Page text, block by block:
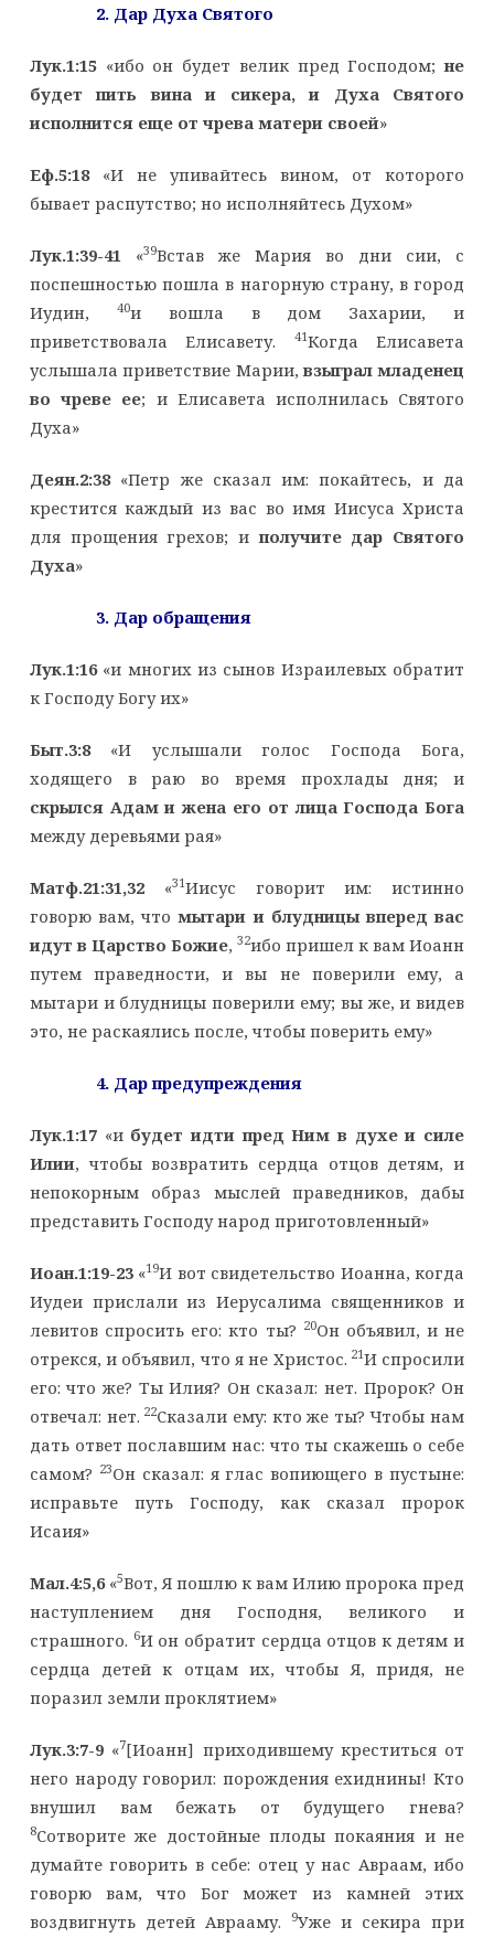
2. Дар Духа Святого
Лук.1:15«ибо он будет велик пред Господом;не
будет пить вина и сикера, и Духа Святого
исполнится еще от чрева матери своей»
Еф.5:18«И не упивайтесь вином, от которого
бывает распутство; но исполняйтесь Духом»
Лук.1:39-41 «39Встав же Мария во дни сии, с
поспешностью пошла в нагорную страну, в город
Иудин,
40и вошла в дом Захарии, и
приветствовала Елисавету.
41Когда Елисавета
услышала приветствие Марии,взыграл младенец
во чреве ее; и Елисавета исполнилась Святого
Духа»
Деян.2:38«Петр же сказал им: покайтесь, и да
крестится каждый из вас во имя Иисуса Христа
для прощения грехов; иполучите дар Святого
Духа»
3. Дар обращения
Лук.1:16«и многих из сынов Израилевых обратит
к Господу Богу их»
Быт.3:8«И услышали голос Господа Бога,
ходящего в раю во время прохлады дня; и
скрылся Адам и жена его от лица Господа Бога
между деревьями рая»
Матф.21:31,32«31Иисус говорит им: истинно
говорю вам, чтомытари и блудницы вперед вас
идут в Царство Божие, 32ибо пришел к вам Иоанн
путем праведности, и вы не поверили ему, а
мытари и блудницы поверили ему; вы же, и видев
это, не раскаялись после, чтобы поверить ему»
4. Дар предупреждения
Лук.1:17«и будет идти пред Ним в духе и силе
Илии, чтобы возвратить сердца отцов детям, и
непокорным образ мыслей праведников, дабы
представить Господу народ приготовленный»
Иоан.1:19-23«19И вот свидетельство Иоанна, когда
Иудеи прислали из Иерусалима священников и
левитов спросить его: кто ты? 20Он объявил, и не
отрекся, и объявил, что я не Христос. 21И спросили
его: что же? Ты Илия? Он сказал: нет. Пророк? Он
отвечал: нет. 22Сказали ему: кто же ты? Чтобы нам
дать ответ пославшим нас: что ты скажешь о себе
самом? 23Он сказал: я глас вопиющего в пустыне:
исправьте путь Господу, как сказал пророк
Исаия»
Мал.4:5,6«5Вот, Я пошлю к вам Илию пророка пред
наступлением дня Господня, великого и
страшного. 6И он обратит сердца отцов к детям и
сердца детей к отцам их, чтобы Я, придя, не
поразил земли проклятием»
Лук.3:7-9«7[Иоанн] приходившему креститься от
него народу говорил: порождения ехиднины! Кто
внушил вам бежать от будущего гнева?
8Сотворите же достойные плоды покаяния и не
думайте говорить в себе: отец у нас Авраам, ибо
говорю вам, что Бог может из камней этих
воздвигнуть детей Аврааму.
9Уже и секира при